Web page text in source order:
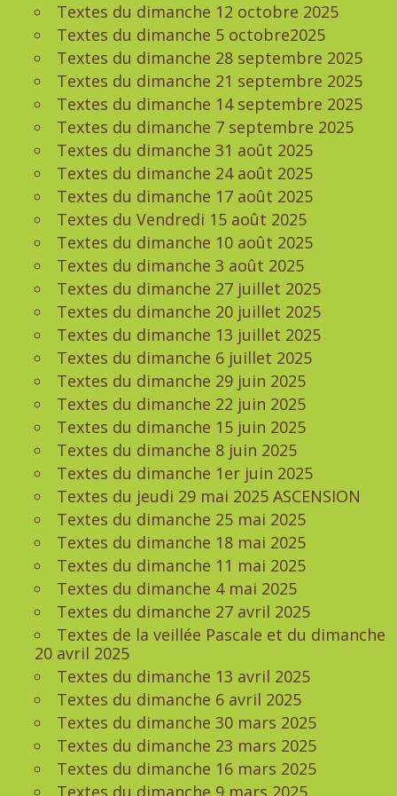
Textes du dimanche 12 octobre 2025
Textes du dimanche 5 octobre2025
Textes du dimanche 28 septembre 2025
Textes du dimanche 21 septembre 2025
Textes du dimanche 14 septembre 2025
Textes du dimanche 7 septembre 2025
Textes du dimanche 31 août 2025
Textes du dimanche 24 août 2025
Textes du dimanche 17 août 2025
Textes du Vendredi 15 août 2025
Textes du dimanche 10 août 2025
Textes du dimanche 3 août 2025
Textes du dimanche 27 juillet 2025
Textes du dimanche 20 juillet 2025
Textes du dimanche 13 juillet 2025
Textes du dimanche 6 juillet 2025
Textes du dimanche 29 juin 2025
Textes du dimanche 22 juin 2025
Textes du dimanche 15 juin 2025
Textes du dimanche 8 juin 2025
Textes du dimanche 1er juin 2025
Textes du jeudi 29 mai 2025 ASCENSION
Textes du dimanche 25 mai 2025
Textes du dimanche 18 mai 2025
Textes du dimanche 11 mai 2025
Textes du dimanche 4 mai 2025
Textes du dimanche 27 avril 2025
Textes de la veillée Pascale et du dimanche
20 avril 2025
Textes du dimanche 13 avril 2025
Textes du dimanche 6 avril 2025
Textes du dimanche 30 mars 2025
Textes du dimanche 23 mars 2025
Textes du dimanche 16 mars 2025
Textes du dimanche 9 mars 2025